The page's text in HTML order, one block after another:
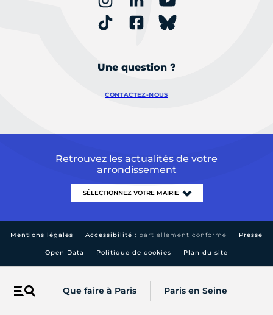
Menu Que faire à Paris Paris en Seine
Une question ?
CONTACTEZ-NOUS
Retrouvez les actualités de votre
arrondissement
Mentions légales Accessibilité : partiellement conforme Presse
Open Data Politique de cookies Plan du site